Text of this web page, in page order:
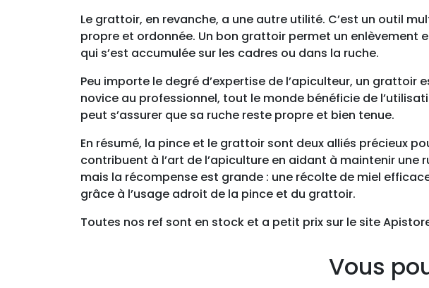
Le grattoir, en revanche, a une autre utilité. C’est un outil
propre et ordonnée. Un bon grattoir permet un enlèvement
qui s’est accumulée sur les cadres ou dans la ruche.
Peu importe le degré d’expertise de l’apiculteur, un
novice au professionnel, tout le monde bénéficie de
peut s’assurer que sa ruche reste propre et bien tenue.
En résumé, la pince et le grattoir sont deux alliés précieux
contribuent à l’art de l’apiculture en aidant à maintenir
mais la récompense est grande : une récolte de miel
grâce à l’usage adroit de la pince et du grattoir.
Toutes nos ref sont en stock et a petit prix sur le site
Vous